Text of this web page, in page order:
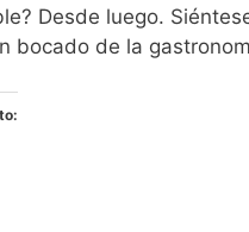
Desde luego.
bocado de la